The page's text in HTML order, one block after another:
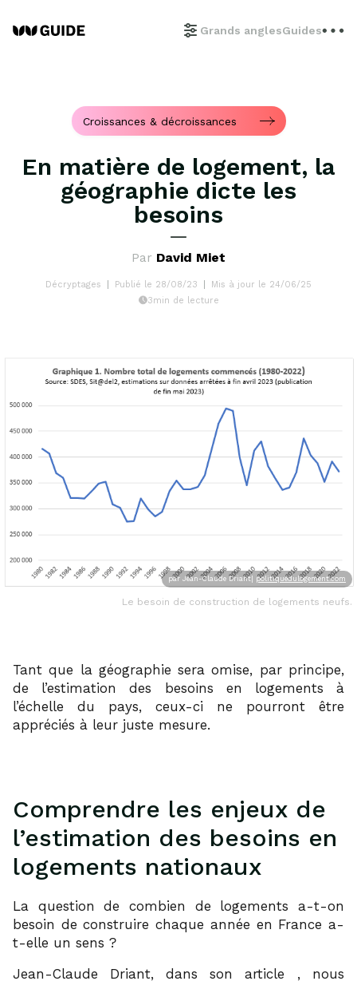
Grands anglesGuides
Croissances & décroissances
En matière de logement, la
géographie dicte les
besoins
Par David Miet
Décryptages Publié le 28/08/23
Mis à jour le 24/06/25
3min de lecture
par Jean-Claude Driant| politiquedulogement.com
Le besoin de construction de logements neufs.
Tant que la géographie sera omise, par principe,
de l’estimation des besoins en logements à
l’échelle du pays, ceux-ci ne pourront être
appréciés à leur juste mesure.
Comprendre les enjeux de
l’estimation des besoins en
logements nationaux
La question de combien de logements a-t-on
besoin de construire chaque année en France a-
t-elle un sens ?
Jean-Claude Driant, dans son article
, nous